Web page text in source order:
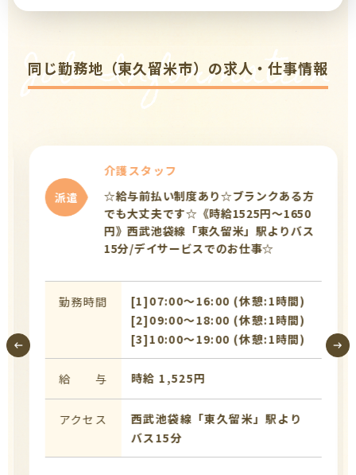
Job Information
同じ勤務地（東久留米市）の求人・仕事情報
派遣
介護スタッフ
☆給与前払い制度あり☆ブランクある方
でも大丈夫です☆《時給1525円～1650
円》西武池袋線「東久留米」駅よりバス
15分/デイサービスでのお仕事☆
勤務時間
[1]07:00〜16:00 (休憩:1時間)
[2]09:00〜18:00 (休憩:1時間)
[3]10:00〜19:00 (休憩:1時間)
給 与 時給 1,525円
アクセス
西武池袋線「東久留米」駅より
バス15分